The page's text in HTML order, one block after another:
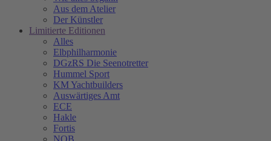
Aus dem Atelier
Der Künstler
Limitierte Editionen
Alles
Elbphilharmonie
DGzRS Die Seenotretter
Hummel Sport
KM Yachtbuilders
Auswärtiges Amt
ECE
Hakle
Fortis
NOB